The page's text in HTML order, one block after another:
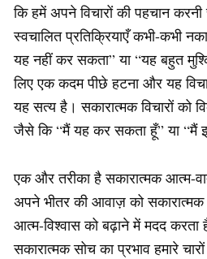
कि हमें अपने विचारों की पहचान करनी
स्वचालित प्रतिक्रियाएँ कभी-कभी
यह नहीं कर सकता” या “यह बहुत
लिए एक कदम पीछे हटना और यह
यह सत्य है। सकारात्मक विचारों को
जैसे कि “मैं यह कर सकता हूँ” या
एक और तरीका है सकारात्मक आत्म-
अपने भीतर की आवाज़ को
आत्म-विश्वास को बढ़ाने में मदद
सकारात्मक सोच का प्रभाव हमारे